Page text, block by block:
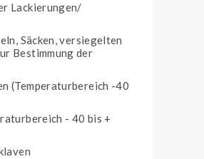
Lackierungen/
Säcken, versiegelten
Bestimmung der
(Temperaturbereich -40
- 40 bis +